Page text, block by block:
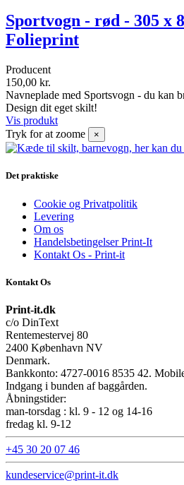
Sportvogn - rød - 305 x
Folieprint
Producent
150,00 kr.
Navneplade med Sportsvogn - du kan
Design dit eget skilt!
Vis produkt
Tryk for at zoome
×
Det praktiske
Cookie og Privatpolitik
Levering
Om os
Handelsbetingelser Print-It
Kontakt Os - Print-it
Kontakt Os
Print-it.dk
c/o DinText
Rentemestervej 80
2400 København NV
Denmark.
Bankkonto: 4727-0016 8535 42.
Indgang i bunden af baggården.
Åbningstider:
man-torsdag : kl. 9 - 12 og 14-16
fredag kl. 9-12
+45 30 20 07 46
kundeservice@print-it.dk